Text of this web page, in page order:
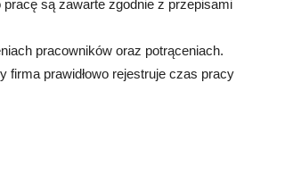
są zawarte zgodnie z przepisami
pracowników oraz potrąceniach.
prawidłowo rejestruje czas pracy